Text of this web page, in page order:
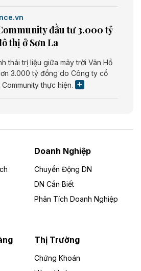
đầu tư 3.000 tỷ
thị ở Sơn La
thái trị liệu giữa mây trời Vân Hồ
3.000 tỷ đồng do Công ty cổ
thực hiện.
rác và phát điện Bắc Giang do
lượng môi trường Bắc Giang làm
mở rộng ‘hệ sinh thái’
sự góp vốn của Công ty Cổ
Doanh Nghiệp
Chuyển Động DN
DN Cần Biết
Phân Tích Doanh Nghiệp
Thị Trường
Chứng Khoán